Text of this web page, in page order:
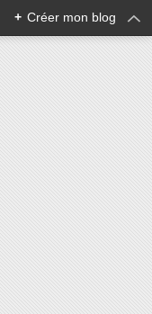
+ Créer mon blog